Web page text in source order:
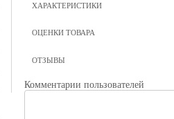
ХАРАКТЕРИСТИКИ
ОЦЕНКИ ТОВАРА
ОТЗЫВЫ
Комментарии пользователей